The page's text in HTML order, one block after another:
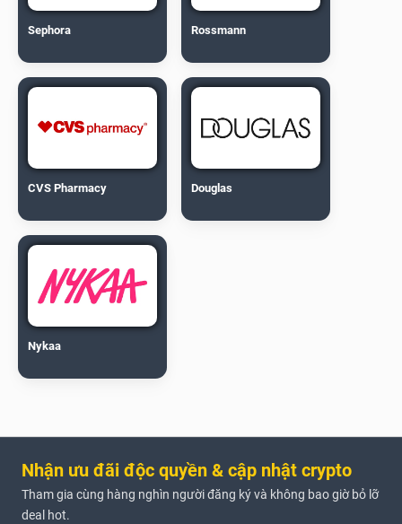
Sephora Rossmann
CVS Pharmacy Douglas
Nykaa
Nhận ưu đãi độc quyền & cập nhật crypto
Tham gia cùng hàng nghìn người đăng ký và không bao giờ bỏ lỡ
deal hot.